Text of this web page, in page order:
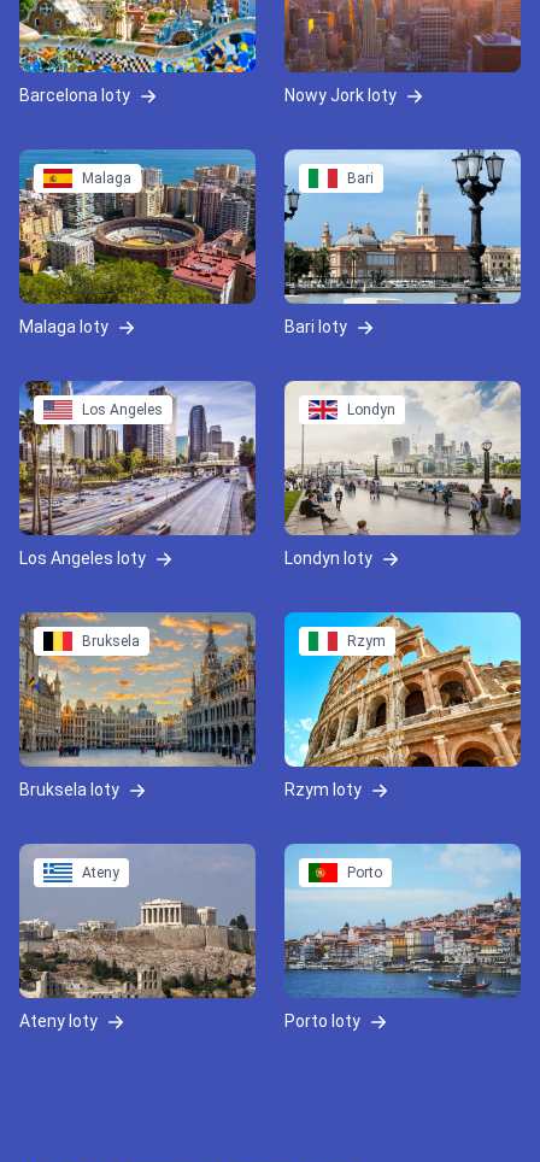
Barcelona loty Nowy Jork loty
Malaga
Malaga loty
Bari
Bari loty
Los Angeles
Los Angeles loty
Londyn
Londyn loty
Bruksela
Bruksela loty
Rzym
Rzym loty
Ateny
Ateny loty
Porto
Porto loty